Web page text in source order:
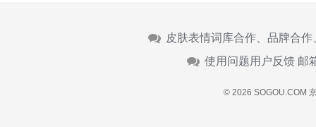
皮肤表情词库合作、品牌合
使用问题用户反馈 邮
© 2026 SOGOU.COM